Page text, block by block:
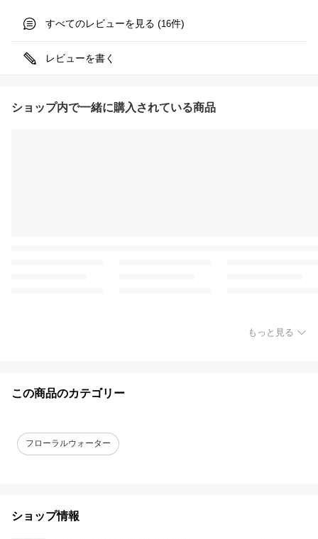
すべてのレビューを見る (16件)
レビューを書く
ショップ内で一緒に購入されている商品
もっと見る
この商品のカテゴリー
フローラルウォーター
ショップ情報